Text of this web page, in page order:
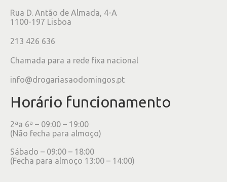
Rua D. Antão de Almada, 4-A
1100-197 Lisboa
213 426 636
Chamada para a rede fixa nacional
info@drogariasaodomingos.pt
Horário funcionamento
2ªa 6ª – 09:00 – 19:00
(Não fecha para almoço)
Sábado – 09:00 – 18:00
(Fecha para almoço 13:00 – 14:00)